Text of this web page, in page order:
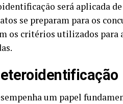
será aplicada
se preparam para os
os critérios utilizados para
um papel